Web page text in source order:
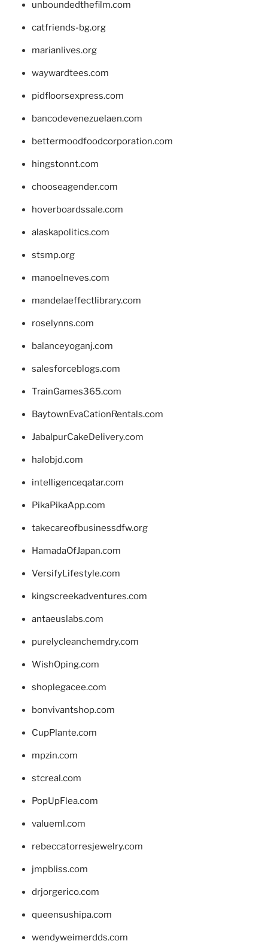
unboundedthefilm.com
catfriends-bg.org
marianlives.org
waywardtees.com
pidfloorsexpress.com
bancodevenezuelaen.com
bettermoodfoodcorporation.com
hingstonnt.com
chooseagender.com
hoverboardssale.com
alaskapolitics.com
stsmp.org
manoelneves.com
mandelaeffectlibrary.com
roselynns.com
balanceyoganj.com
salesforceblogs.com
TrainGames365.com
BaytownEvaCationRentals.com
JabalpurCakeDelivery.com
halobjd.com
intelligenceqatar.com
PikaPikaApp.com
takecareofbusinessdfw.org
HamadaOfJapan.com
VersifyLifestyle.com
kingscreekadventures.com
antaeuslabs.com
purelycleanchemdry.com
WishOping.com
shoplegacee.com
bonvivantshop.com
CupPlante.com
mpzin.com
stcreal.com
PopUpFlea.com
valueml.com
rebeccatorresjewelry.com
jmpbliss.com
drjorgerico.com
queensushipa.com
wendyweimerdds.com